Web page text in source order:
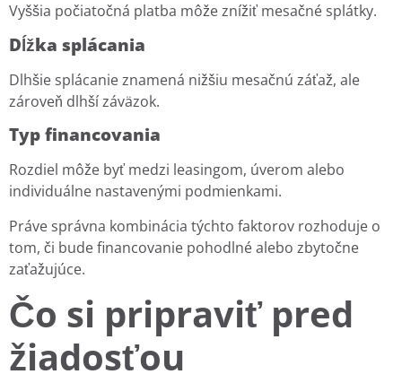
Vyššia počiatočná platba môže znížiť mesačné splátky.
Dĺžka splácania
Dlhšie splácanie znamená nižšiu mesačnú záťaž, ale
zároveň dlhší záväzok.
Typ financovania
Rozdiel môže byť medzi leasingom, úverom alebo
individuálne nastavenými podmienkami.
Práve správna kombinácia týchto faktorov rozhoduje o
tom, či bude financovanie pohodlné alebo zbytočne
zaťažujúce.
Čo si pripraviť pred
žiadosťou